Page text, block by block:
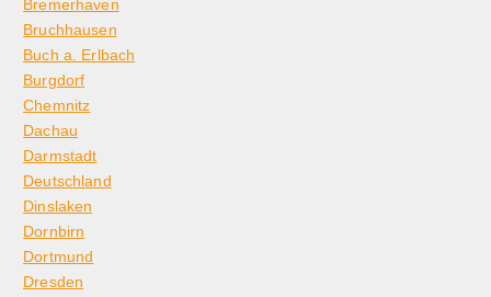
Bremerhaven
Bruchhausen
Buch a. Erlbach
Burgdorf
Chemnitz
Dachau
Darmstadt
Deutschland
Dinslaken
Dornbirn
Dortmund
Dresden